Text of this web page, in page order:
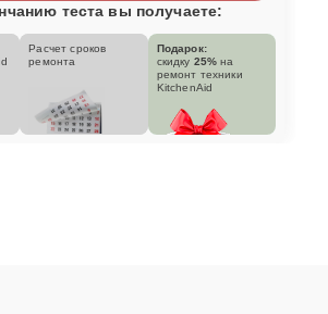
теста вы получаете:
Расчет сроков
ремонта
Подарок:
скидку 25% на
ремонт техники
KitchenAid